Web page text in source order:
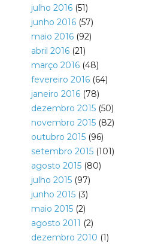
julho 2016(51)
junho 2016(57)
maio 2016(92)
abril 2016(21)
março 2016(48)
fevereiro 2016(64)
janeiro 2016(78)
dezembro 2015(50)
novembro 2015(82)
outubro 2015(96)
setembro 2015(101)
agosto 2015(80)
julho 2015(97)
junho 2015(3)
maio 2015(2)
agosto 2011 (2)
dezembro 2010 (1)